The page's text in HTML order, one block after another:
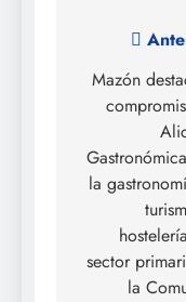
de
entradas
Mazón
la
sector
la